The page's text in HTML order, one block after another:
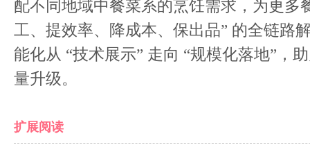
配不同地域中餐菜系的烹饪需求，为更多
工、提效率、降成本、保出品” 的全链路
能化从 “技术展示” 走向 “规模化落地”，
量升级。
扩展阅读